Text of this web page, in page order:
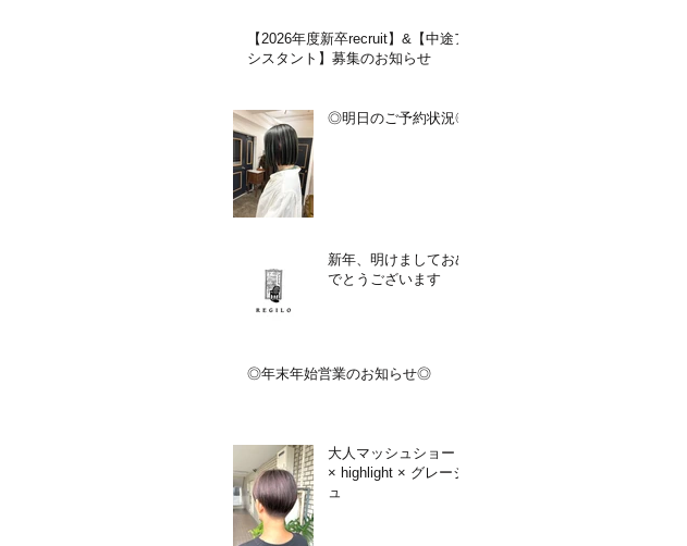
【2026年度新卒recruit】&【中途ア
シスタント】募集のお知らせ
◎明日のご予約状況◎
新年、明けましておめ
でとうございます
◎年末年始営業のお知らせ◎
大人マッシュショート
× highlight × グレージ
ュ